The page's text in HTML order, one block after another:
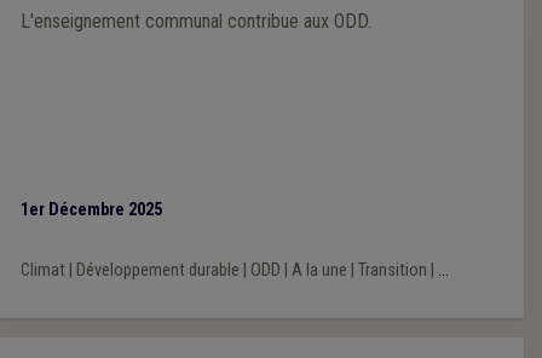
L'enseignement communal contribue aux ODD.
1er Décembre 2025
Climat| Développement durable ODD A la une Transition ...